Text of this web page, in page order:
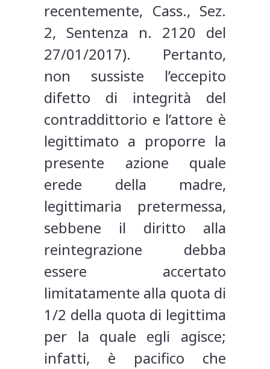
recentemente, Cass., Sez.
2, Sentenza n. 2120 del
27/01/2017). Pertanto,
non sussiste l’eccepito
difetto di integrità del
contraddittorio e l’attore è
legittimato a proporre la
presente azione quale
erede della madre,
legittimaria pretermessa,
sebbene il diritto alla
reintegrazione debba
essere accertato
limitatamente alla quota di
1/2 della quota di legittima
per la quale egli agisce;
infatti, è pacifico che